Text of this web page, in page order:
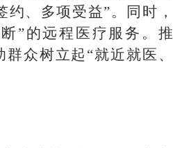
、多项受益”。同时，
”的远程医疗服务。推
众树立起“就近就医、